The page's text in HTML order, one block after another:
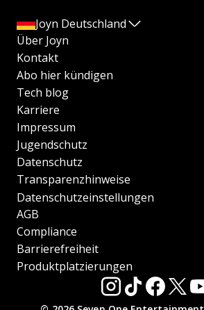
Joyn Deutschland
Über Joyn
Kontakt
Abo hier kündigen
Tech blog
Karriere
Impressum
Jugendschutz
Datenschutz
Transparenzhinweise
Datenschutzeinstellungen
AGB
Compliance
Barrierefreiheit
Produktplatzierungen